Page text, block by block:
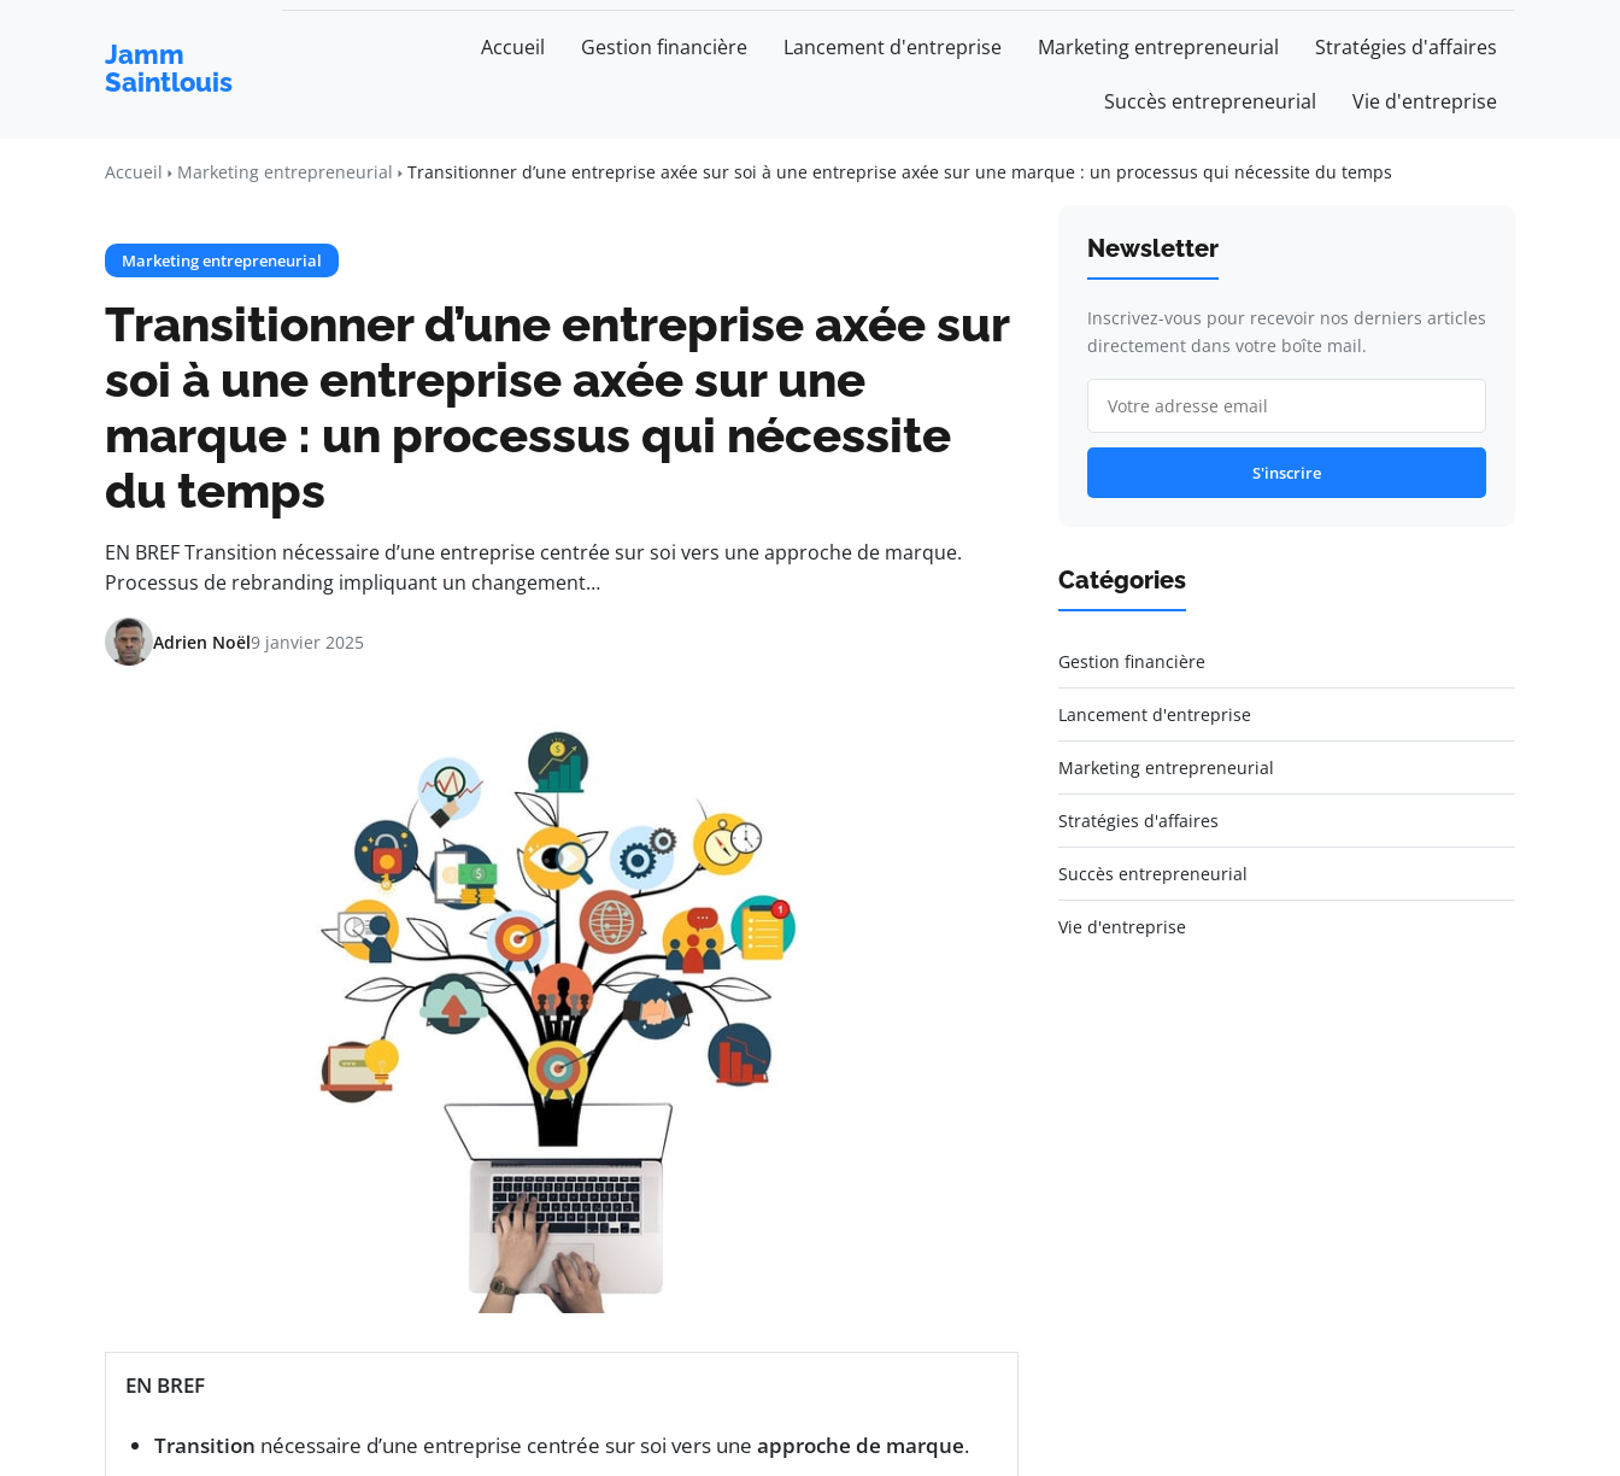
Jamm
Saintlouis
Accueil Gestion financière Lancement d'entreprise Marketing entrepreneurial Stratégies d'affaires
Succès entrepreneurial Vie d'entreprise
Accueil Marketing entrepreneurial Transitionner d’une entreprise axée sur soi à une entreprise axée sur une marque : un processus qui nécessite du temps
Marketing entrepreneurial
Transitionner d’une entreprise axée sur
soi à une entreprise axée sur une
marque : un processus qui nécessite
du temps
EN BREF Transition nécessaire d’une entreprise centrée sur soi vers une approche de marque.
Processus de rebranding impliquant un changement…
Adrien Noël9 janvier 2025
EN BREF
Transition nécessaire d’une entreprise centrée sur soi vers une approche de marque.
Newsletter
Inscrivez-vous pour recevoir nos derniers articles
directement dans votre boîte mail.
S'inscrire
Catégories
Gestion financière
Lancement d'entreprise
Marketing entrepreneurial
Stratégies d'affaires
Succès entrepreneurial
Vie d'entreprise